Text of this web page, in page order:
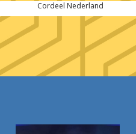
Cordeel Nederland